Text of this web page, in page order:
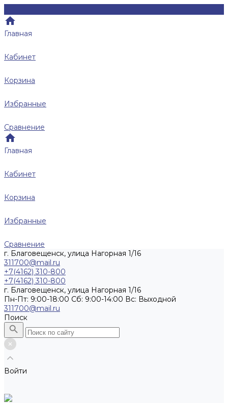
Главная
Кабинет
Корзина
Избранные
Сравнение
Главная
Кабинет
Корзина
Избранные
Сравнение
г. Благовещенск, улица Нагорная 1/16
311700@mail.ru
+7(4162) 310-800
+7(4162) 310-800
г. Благовещенск, улица Нагорная 1/16
Пн-Пт: 9:00-18:00 Cб: 9:00-14:00 Вс: Выходной
311700@mail.ru
Поиск
Войти